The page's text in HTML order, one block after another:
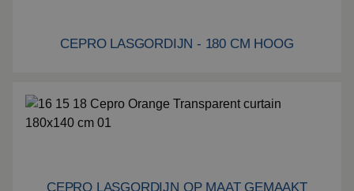
CEPRO LASGORDIJN - 180 CM HOOG
Cepro Lasgordijn - 180 cm hoog
CEPRO LASGORDIJN OP MAAT GEMAAKT
Cepro lasgordijn op maat gemaakt